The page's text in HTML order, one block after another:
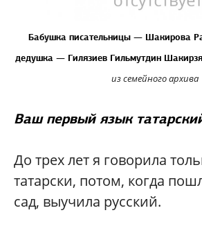
Бабушка писательницы — Шакирова
дедушка — Гилязиев Гильмутдин
из семейного архива
Ваш первый язык
До трех лет я говорила
татарски, потом, когда
сад, выучила русский.